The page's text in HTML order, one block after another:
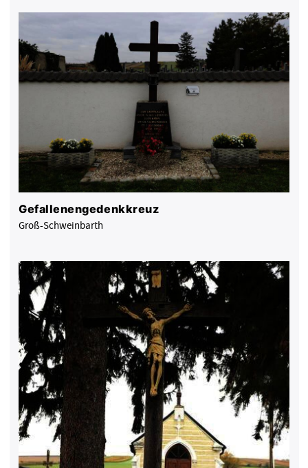
Gefallenengedenkkreuz
Groß-Schweinbarth